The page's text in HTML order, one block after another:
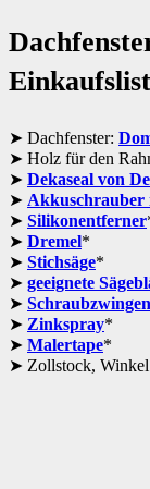
Dachfenster:
Holz für den
Dekaseal von
Akkuschrauber
Silikonentferner
Dremel*
Stichsäge*
geeignete
Schraubzwingen
Zinkspray*
Malertape*
Zollstock,